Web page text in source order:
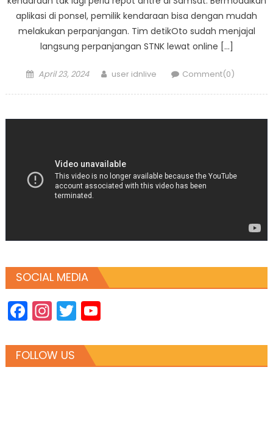
aplikasi di ponsel, pemilik kendaraan bisa dengan mudah
melakukan perpanjangan. Tim detikOto sudah menjajal
langsung perpanjangan STNK lewat online […]
Posted
April 23, 2024 Author
user idnlive Comment(0)
SOCIAL MEDIA
Facebook
Instagram
TwitterYouTube
FOLLOW US